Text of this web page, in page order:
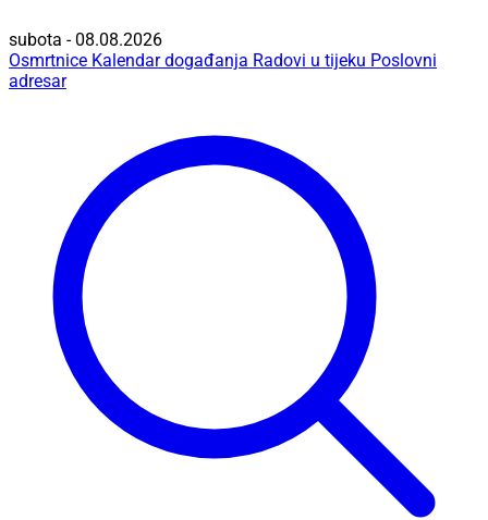
subota - 08.08.2026
Osmrtnice Kalendar događanja Radovi u tijeku Poslovni
adresar